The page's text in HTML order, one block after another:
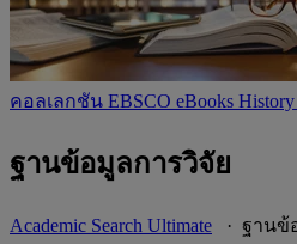
คอลเลกชัน EBSCO eBooks History
ฐานข้อมูลการวิจัย
Academic Search Ultimate · ฐานข้